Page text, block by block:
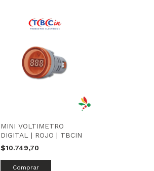
MINI VOLTIMETRO
DIGITAL | ROJO | TBCIN
$10.749,70